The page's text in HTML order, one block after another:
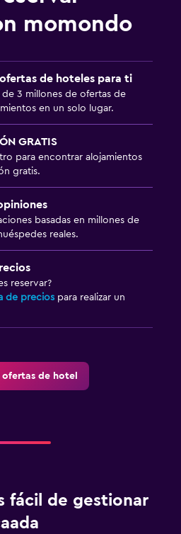
momondo
de hoteles para ti
de 3 millones de ofertas de
en un solo lugar.
GRATIS
para encontrar alojamientos
gratis.
basadas en millones de
reales.
reservar?
de precios para realizar un
ofertas de hotel
fácil de gestionar